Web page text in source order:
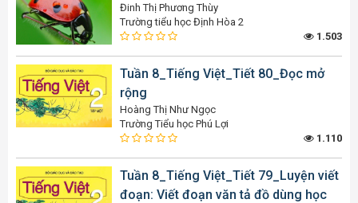
Đinh Thị Phương Thùy
Trường tiểu học Định Hòa 2
1.503
Tuần 8_Tiếng Việt_Tiết 80_Đọc mở
rộng
Hoàng Thị Như Ngọc
Trường Tiểu học Phú Lợi
1.110
Tuần 8_Tiếng Việt_Tiết 79_Luyện viết
đoạn: Viết đoạn văn tả đồ dùng học